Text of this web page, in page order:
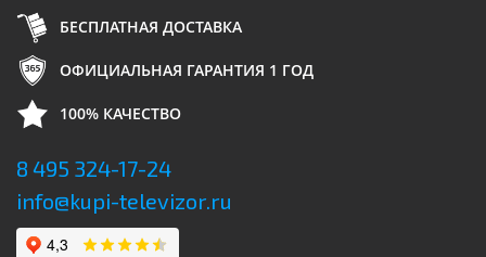
БЕСПЛАТНАЯ ДОСТАВКА
ОФИЦИАЛЬНАЯ ГАРАНТИЯ 1 ГОД
100% КАЧЕСТВО
8 495 324-17-24
info@kupi-televizor.ru